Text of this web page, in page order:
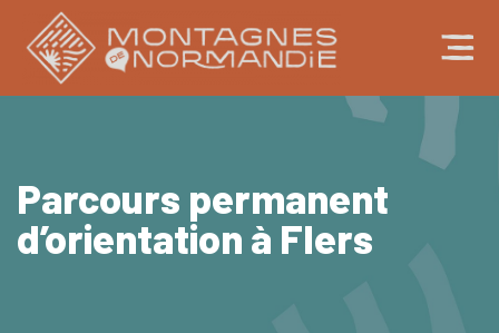
Parcours permanent
d’orientation à Flers